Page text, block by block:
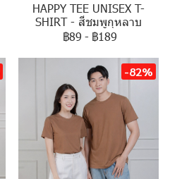
HAPPY TEE UNISEX T-
SHIRT - สีชมพูกุหลาบ
฿89 - ฿189
-82%